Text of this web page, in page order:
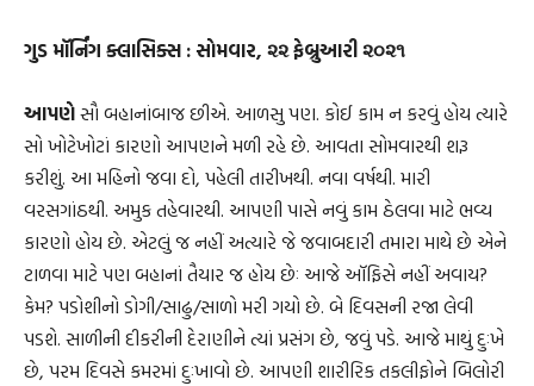
ગુડ મૉર્નિંગ ક્લાસિક્સ : સોમવાર, ૨૨ ફેબ્રુઆરી ૨૦૨૧
આપણેસૌ બહાનાંબાજ છીએ. આળસુ પણ. કોઈ કામ ન કરવું હોય ત્યારે
સો ખોટેખોટાં કારણો આપણને મળી રહે છે. આવતા સોમવારથી શરૂ
કરીશું. આ મહિનો જવા દો, પહેલી તારીખથી. નવા વર્ષથી. મારી
વરસગાંઠથી. અમુક તહેવારથી. આપણી પાસે નવું કામ ઠેલવા માટે ભવ્ય
કારણો હોય છે. એટલું જ નહીં અત્યારે જે જવાબદારી તમારા માથે છે એને
ટાળવા માટે પણ બહાનાં તૈયાર જ હોય છેઃ આજે ઑફિસે નહીં અવાય?
કેમ? પડોશીનો ડોગી/સાઢુ/સાળો મરી ગયો છે. બે દિવસની રજા લેવી
પડશે. સાળીની દીકરીની દેરાણીને ત્યાં પ્રસંગ છે, જવું પડે. આજે માથું દુઃખે
છે, પરમ દિવસે કમરમાં દુઃખાવો છે. આપણી શારીરિક તકલીફોને બિલોરી